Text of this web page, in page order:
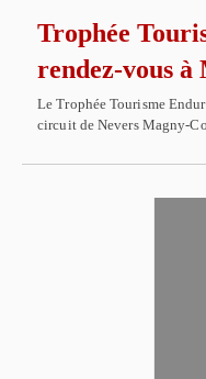
Trophée
rendez-vous à
Le Trophée Tourisme
circuit de Nevers Magny-